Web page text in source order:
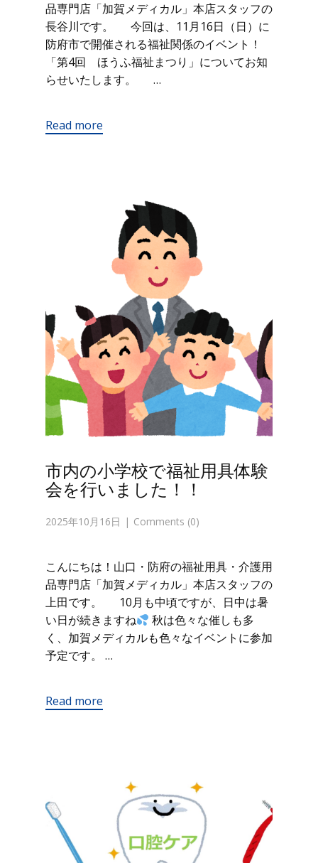
品専門店「加賀メディカル」本店スタッフの
長谷川です。 今回は、11月16日（日）に
防府市で開催される福祉関係のイベント！
「第4回 ほうふ福祉まつり」についてお知
らせいたします。 …
Read more
市内の小学校で福祉用具体験
会を行いました！！
2025年10月16日 Comments (0)
こんにちは！山口・防府の福祉用具・介護用
品専門店「加賀メディカル」本店スタッフの
上田です。 10月も中頃ですが、日中は暑
い日が続きますね
秋は色々な催しも多
く、加賀メディカルも色々なイベントに参加
予定です。 …
Read more